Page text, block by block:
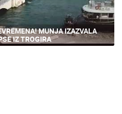
MUNJA IZAZVALA
IZ TROGIRA